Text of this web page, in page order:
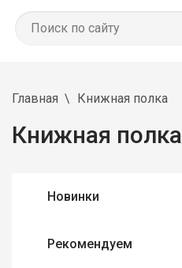
Главная Книжная полка
Книжная полка
Новинки
Рекомендуем